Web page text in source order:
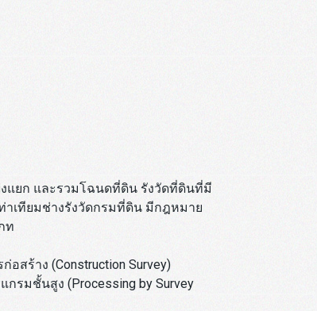
งแยก และรวมโฉนดที่ดิน รังวัดที่ดินที่มี
เทียมช่างรังวัดกรมที่ดิน มีกฎหมาย
ท
อสร้าง (Construction Survey)
รมชั้นสูง (Processing by Survey